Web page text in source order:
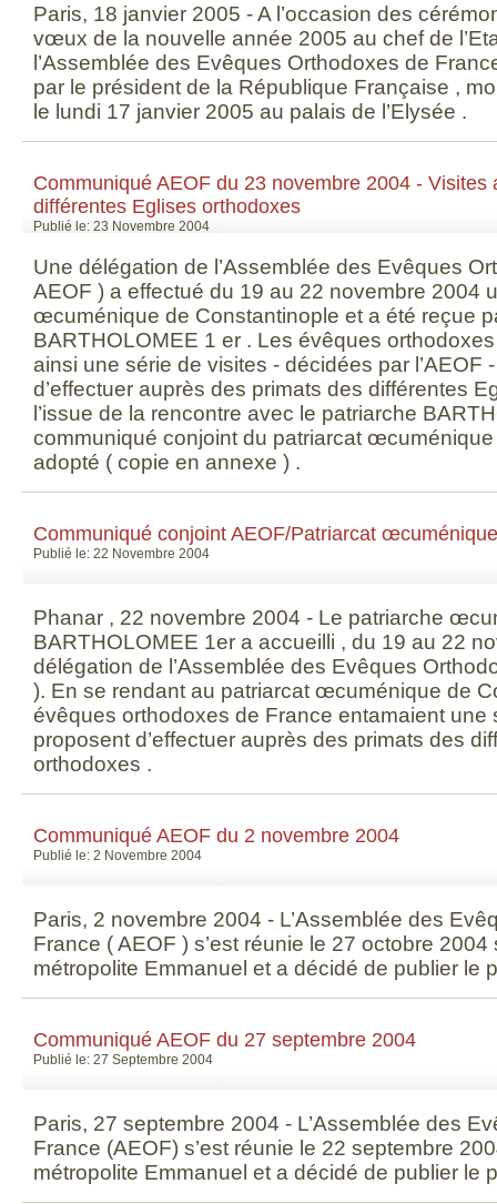
Paris, 18 janvier 2005 - A l’occasion des
vœux de la nouvelle année 2005 au chef de
l’Assemblée des Evêques Orthodoxes de
par le président de la République Française ,
le lundi 17 janvier 2005 au palais de l’Elysée .
Communiqué AEOF du 23 novembre 2004 - Visites
différentes Eglises orthodoxes
Publié le: 23 Novembre 2004
Une délégation de l’Assemblée des Evêques
AEOF ) a effectué du 19 au 22 novembre 2004
œcuménique de Constantinople et a été reçue
BARTHOLOMEE 1 er . Les évêques
ainsi une série de visites - décidées par l’AEOF
d’effectuer auprès des primats des différentes
l’issue de la rencontre avec le patriarche
communiqué conjoint du patriarcat œcuménique
adopté ( copie en annexe ) .
Communiqué conjoint AEOF/Patriarcat
Publié le: 22 Novembre 2004
Phanar , 22 novembre 2004 - Le patriarche
BARTHOLOMEE 1er a accueilli , du 19 au 22
délégation de l’Assemblée des Evêques
). En se rendant au patriarcat œcuménique de
évêques orthodoxes de France entamaient une
proposent d’effectuer auprès des primats des
orthodoxes .
Communiqué AEOF du 2 novembre 2004
Publié le: 2 Novembre 2004
Paris, 2 novembre 2004 - L’Assemblée des
France ( AEOF ) s’est réunie le 27 octobre
métropolite Emmanuel et a décidé de publier le
Communiqué AEOF du 27 septembre 2004
Publié le: 27 Septembre 2004
Paris, 27 septembre 2004 - L’Assemblée des
France (AEOF) s’est réunie le 22 septembre
métropolite Emmanuel et a décidé de publier le